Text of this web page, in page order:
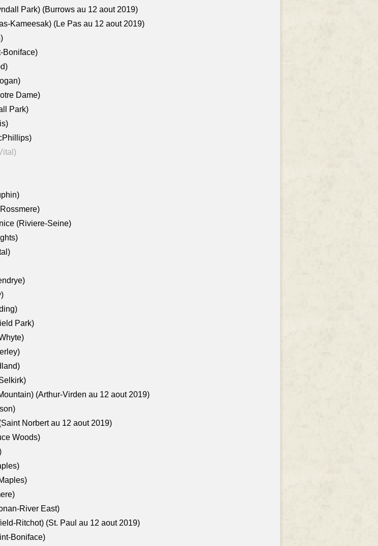
Park) (Burrows au 12 aout 2019)
Kameesak) (Le Pas au 12 aout 2019)
Boniface)
Dame)
Park)
(Riviere-Seine)
Park)
(Arthur-Virden au 12 aout 2019)
Norbert au 12 aout 2019)
Woods)
River East)
Ritchot) (St. Paul au 12 aout 2019)
Boniface)